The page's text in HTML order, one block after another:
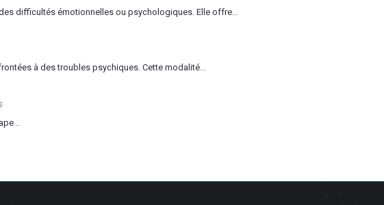
difficultés émotionnelles ou psychologiques. Elle offre...
à des troubles psychiques. Cette modalité...